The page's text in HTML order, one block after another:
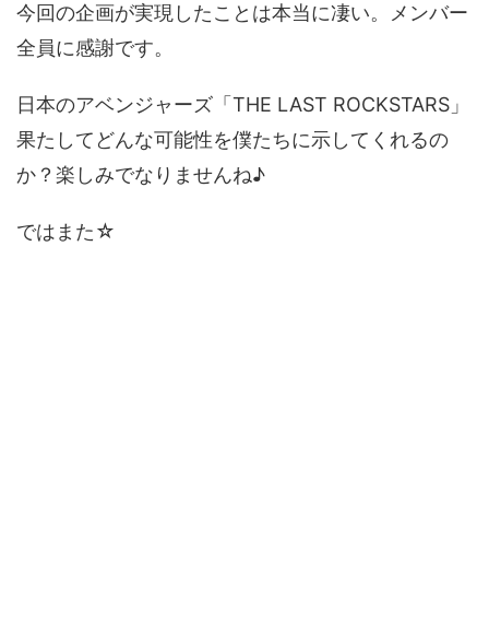
今回の企画が実現したことは本当に凄い。メンバー
全員に感謝です。
日本のアベンジャーズ「THE LAST ROCKSTARS」
果たしてどんな可能性を僕たちに示してくれるの
か？楽しみでなりませんね♪
ではまた☆